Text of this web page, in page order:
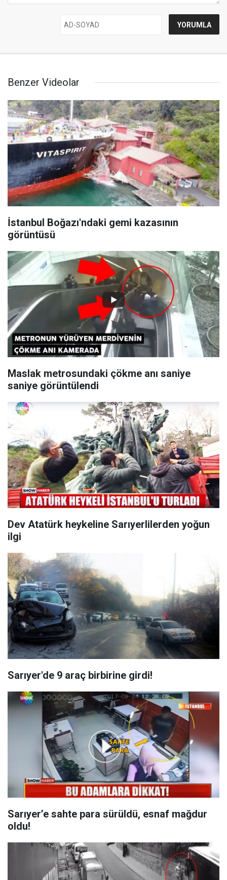
Benzer Videolar
İstanbul Boğazı'ndaki gemi kazasının
görüntüsü
Maslak metrosundaki çökme anı saniye
saniye görüntülendi
Dev Atatürk heykeline Sarıyerlilerden yoğun
ilgi
Sarıyer'de 9 araç birbirine girdi!
Sarıyer’e sahte para sürüldü, esnaf mağdur
oldu!